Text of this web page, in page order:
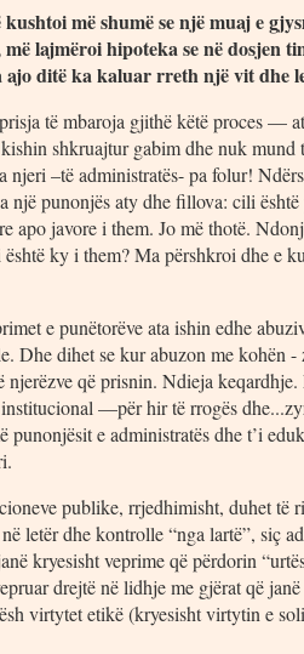
më shumë se një muaj e
më lajmëroi hipoteka se në dosjen
ditë ka kaluar rreth një vit dhe
të mbaroja gjithë këtë proces —
shkruajtur gabim dhe nuk
njeri –të administratës- pa folur!
një punonjës aty dhe fillova: cili
apo javore i them. Jo më thotë.
ky i them? Ma përshkroi dhe e
e punëtorëve ata ishin edhe
Dhe dihet se kur abuzon me kohën
njerëzve që prisnin. Ndieja
—për hir të rrogës
punonjësit e administratës dhe t’i
publike, rrjedhimisht, duhet të
letër dhe kontrolle “nga lartë”, siç
kryesisht veprime që përdorin
drejtë në lidhje me gjërat që
virtytet etikë (kryesisht virtytin e